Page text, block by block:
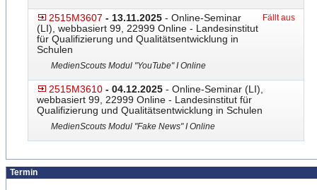
2515M3607 - 13.11.2025 - Online-Seminar
(LI), webbasiert 99, 22999 Online - Landesinstitut
für Qualifizierung und Qualitätsentwicklung in
Schulen
Fällt aus
MedienScouts Modul "YouTube" I Online
2515M3610 - 04.12.2025 - Online-Seminar (LI),
webbasiert 99, 22999 Online - Landesinstitut für
Qualifizierung und Qualitätsentwicklung in Schulen
MedienScouts Modul "Fake News" I Online
Termin